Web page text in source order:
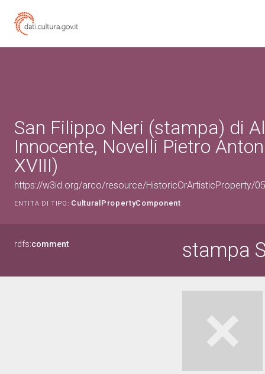
San Filippo Neri (stampa) di
Innocente, Novelli Pietro
XVIII)
https://w3id.org/arco/resource/HistoricOrArtisticProperty/
ENTITÀ DI TIPO: CulturalPropertyComponent
rdfs:comment stampa